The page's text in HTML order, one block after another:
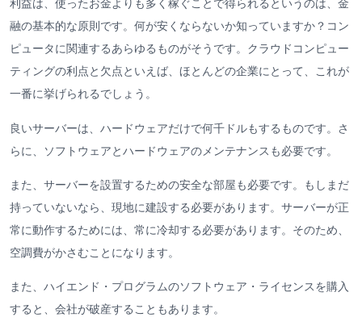
融の基本的な原則です。何が安くならないか知っていますか？コン
ピュータに関連するあらゆるものがそうです。クラウドコンピュー
ティングの利点と欠点といえば、ほとんどの企業にとって、これが
一番に挙げられるでしょう。
良いサーバーは、ハードウェアだけで何千ドルもするものです。さ
らに、ソフトウェアとハードウェアのメンテナンスも必要です。
また、サーバーを設置するための安全な部屋も必要です。もしまだ
持っていないなら、現地に建設する必要があります。サーバーが正
常に動作するためには、常に冷却する必要があります。そのため、
空調費がかさむことになります。
また、ハイエンド・プログラムのソフトウェア・ライセンスを購入
すると、会社が破産することもあります。